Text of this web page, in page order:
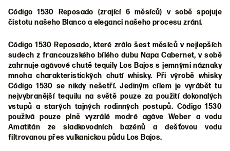
Código 1530 Reposado (zrající 6 měsíců) v sobě spojuje
čistotu našeho Blanco a eleganci našeho procesu zrání.
Código 1530 Reposado, které zrálo šest měsíců v nejlepších
sudech z francouzského bílého dubu Napa Cabernet, v sobě
zahrnuje agávové chutě tequily Los Bajos s jemnými náznaky
mnoha charakteristických chutí whisky. Při výrobě whisky
Código 1530 se nikdy nešetří. Jediným cílem je vyrábět tu
nejvybranější tequilu na světě pouze za použití dokonalých
vstupů a starých tajných rodinných postupů. Código 1530
používá pouze plně vyzrálé modré agáve Weber a vodu
Amatitán ze sladkovodních bazénů a dešťovou vodu
filtrovanou přes vulkanickou půdu Los Bajos.